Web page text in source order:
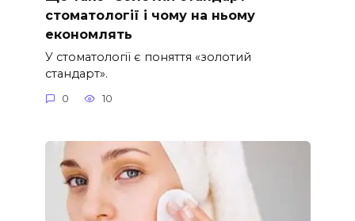
стоматології і чому на ньому
економлять
У стоматології є поняття «золотий
стандарт».
0 10